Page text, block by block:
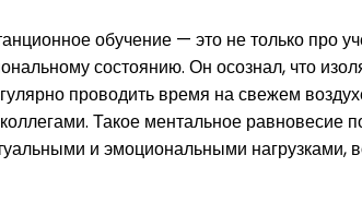
обучение — это не только про
состоянию. Он осознал, что
проводить время на свежем
Такое ментальное равновесие
и эмоциональными нагрузками,